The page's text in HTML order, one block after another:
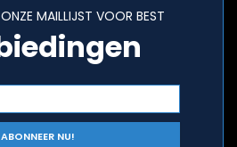
MAILLIJST VOOR BEST